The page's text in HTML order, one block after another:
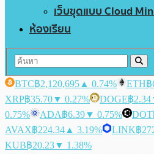
เว็บขุดแบบ Cloud
ห้องเรียน
BTC฿2,120,695 ▲ 0.74% ETH฿
XRP฿35.70▼ 0.27% DOGE฿2.34
0.75%
ADA฿6.39▼ 0.75% DOT
AVAX฿224.34 ▲ 3.19% LINK฿
KUB฿20.23▼ 1.38%